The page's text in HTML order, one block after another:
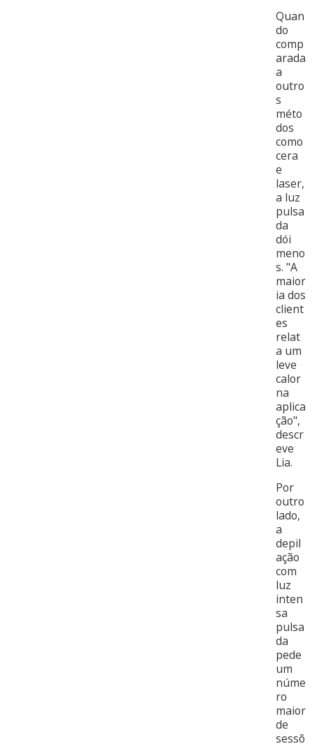
Quan
do
comp
arada
a
outro
s
méto
dos
como
cera
e
laser,
a luz
pulsa
da
dói
meno
s. "A
maior
ia dos
client
es
relat
a um
leve
calor
na
aplica
ção",
descr
eve
Lia.
Por
outro
lado,
a
depil
ação
com
luz
inten
sa
pulsa
da
pede
um
núme
ro
maior
de
sessõ